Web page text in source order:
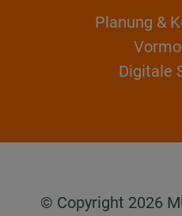
Planung &
Digitale
© Copyright 2026